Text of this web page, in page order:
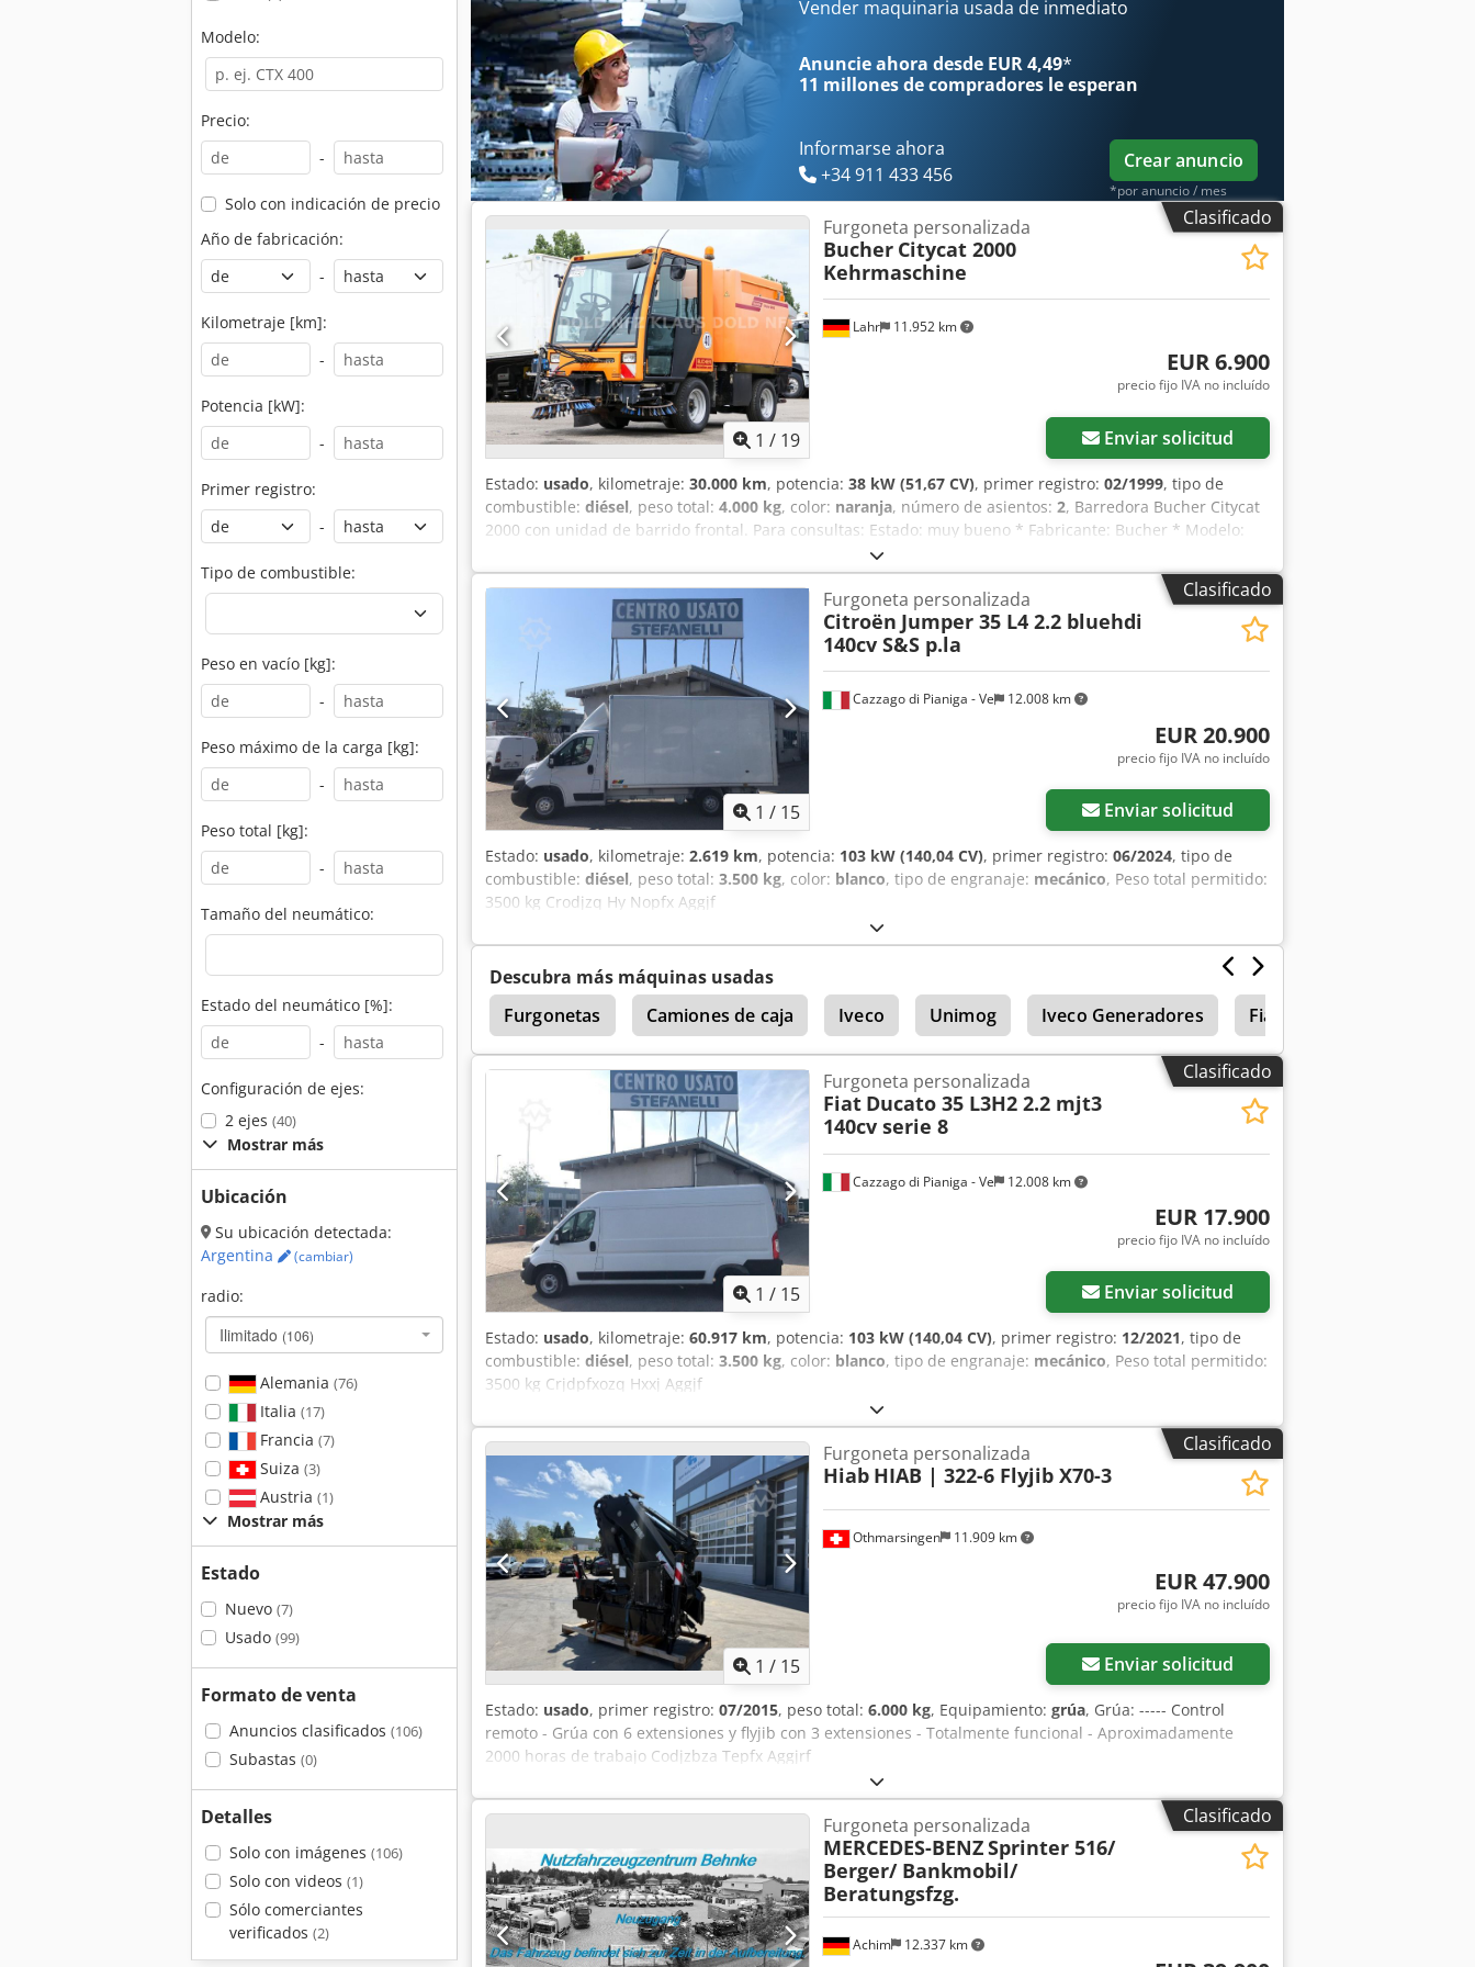
Modelo:
Precio:
-
Solo con indicación de precio
Año de fabricación:
-
Kilometraje [km]:
-
Potencia [kW]:
-
Primer registro:
-
Tipo de combustible:
Peso en vacío [kg]:
-
Peso máximo de la carga [kg]:
-
Peso total [kg]:
-
Tamaño del neumático:
Estado del neumático [%]:
-
Configuración de ejes:
2 ejes (40)
Mostrar más
Ubicación
Su ubicación detectada:
Argentina
(cambiar)
radio:
Ilimitado (106)
Alemania (76)
Italia (17)
Francia (7)
Suiza (3)
Austria (1)
Mostrar más
Estado
Nuevo (7)
Usado (99)
Formato de venta
Anuncios clasificados (106)
Subastas (0)
Detalles
Solo con imágenes (106)
Solo con videos (1)
Sólo comerciantes
verificados (2)
carga (largo x ancho x alto): 2253 mm x 1507 mm x 400 mm, volumen del compartimento de carga: 1 m³,
tapicería de tela, barras de protección lateral. Crodpfx Ajzq Hvwoggof
Vender maquinaria usada de inmediato
Anuncie ahora desde EUR 4,49*
11 millones de compradores le esperan
Informarse ahora
+34 911 433 456
Crear anuncio
*por anuncio / mes
Clasificado
1 / 19
Lahr 11.952 km
Furgoneta personalizada
Bucher Citycat 2000
Kehrmaschine
EUR 6.900
precio fijo IVA no incluído
Enviar solicitud
Estado: usado, kilometraje: 30.000 km, potencia: 38 kW (51,67 CV), primer registro: 02/1999, tipo de
combustible: diésel, peso total: 4.000 kg, color: naranja, número de asientos: 2, Barredora Bucher Citycat
2000 con unidad de barrido frontal. Para consultas: Estado: muy bueno * Fabricante: Bucher * Modelo:
CityCat 2000 Codpjzq Ipxefx Aggjrf * Cabina cerrada con buena visibilidad panorámica * Cepillo lateral
izquierdo * Cepillo lateral derecho * Cepillo frontal * Depósito de recogida ----Precio: 6900 € + 19% de IVA
Para cualquier otra pregunta, puede contactarnos en los siguientes números de teléfono: Hablamos:
alemán, inglés, francés y...? Salvo errores tipográficos, omisiones y venta previa.
Clasificado
1 / 15
Cazzago di Pianiga - Ve 12.008 km
Furgoneta personalizada
Citroën Jumper 35 L4 2.2 bluehdi
140cv S&S p.la
EUR 20.900
precio fijo IVA no incluído
Enviar solicitud
Estado: usado, kilometraje: 2.619 km, potencia: 103 kW (140,04 CV), primer registro: 06/2024, tipo de
combustible: diésel, peso total: 3.500 kg, color: blanco, tipo de engranaje: mecánico, Peso total permitido:
3500 kg Crodjzq Hy Nopfx Aggjf
Descubra más máquinas usadas
Furgonetas
Camiones de caja Iveco Unimog Iveco Generadores Fiat 4566
Casio Te 2200 Bucher City Spider
Clasificado
1 / 15
Cazzago di Pianiga - Ve 12.008 km
Furgoneta personalizada
Fiat Ducato 35 L3H2 2.2 mjt3
140cv serie 8
EUR 17.900
precio fijo IVA no incluído
Enviar solicitud
Estado: usado, kilometraje: 60.917 km, potencia: 103 kW (140,04 CV), primer registro: 12/2021, tipo de
combustible: diésel, peso total: 3.500 kg, color: blanco, tipo de engranaje: mecánico, Peso total permitido:
3500 kg Crjdpfxozq Hxxj Aggjf
Clasificado
1 / 15
Othmarsingen 11.909 km
Furgoneta personalizada
Hiab HIAB | 322-6 Flyjib X70-3
EUR 47.900
precio fijo IVA no incluído
Enviar solicitud
Estado: usado, primer registro: 07/2015, peso total: 6.000 kg, Equipamiento: grúa, Grúa: ----- Control
remoto - Grúa con 6 extensiones y flyjib con 3 extensiones - Totalmente funcional - Aproximadamente
2000 horas de trabajo Codjzbza Tepfx Aggjrf
Clasificado
Achim 12.337 km
Furgoneta personalizada
MERCEDES-BENZSprinter 516/
Berger/ Bankmobil/
Beratungsfzg.